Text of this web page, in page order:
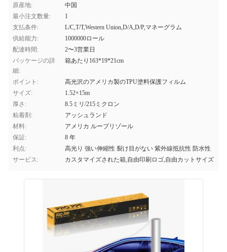
原産地:
中国
最小注文数量:
1
支払条件:
L/C,T/T,Western Union,D/A,D/P,マネーグラム
供給能力:
1000000ロール
配達時間:
2〜3営業日
パッケージの詳
細:
箱あたり163*19*21cm
ポイント:
高光沢のアメリカ製のTPU塗料保護フィルム
サイズ:
1.52×15m
厚さ:
8.5ミリ/215ミクロン
粘着剤:
アッシュランド
材料:
アメリカ ルーブリゾール
保証:
8 年
利点:
高光り 強い伸縮性 裂け目がない 紫外線抵抗性 防水性
サービス:
カスタマイズされた箱,自由印刷ロゴ,自由カットサイズ